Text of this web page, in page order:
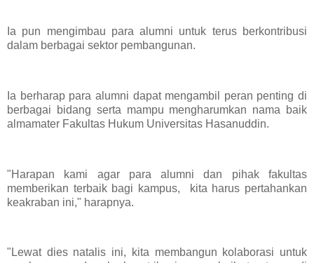
Ia pun mengimbau para alumni untuk terus berkontribusi
dalam berbagai sektor pembangunan.
Ia berharap para alumni dapat mengambil peran penting di
berbagai bidang serta mampu mengharumkan nama baik
almamater Fakultas Hukum Universitas Hasanuddin.
"Harapan kami agar para alumni dan pihak fakultas
memberikan terbaik bagi kampus, kita harus pertahankan
keakraban ini," harapnya.
"Lewat dies natalis ini, kita membangun kolaborasi untuk